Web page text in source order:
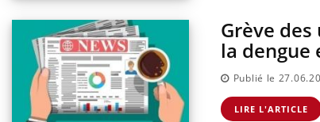
Grève
la dengue
Publié le
LIRE L'ARTICLE